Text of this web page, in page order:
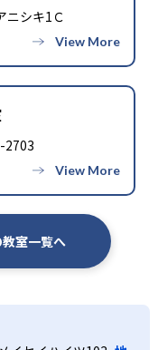
ニシキ1Ｃ
2703
室一覧へ